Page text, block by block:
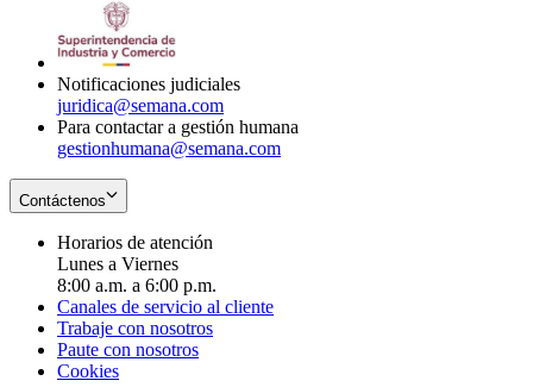
Notificaciones judiciales
juridica@semana.com
Para contactar a gestión humana
gestionhumana@semana.com
Contáctenos
Horarios de atención
Lunes a Viernes
8:00 a.m. a 6:00 p.m.
Canales de servicio al cliente
Trabaje con nosotros
Paute con nosotros
Cookies